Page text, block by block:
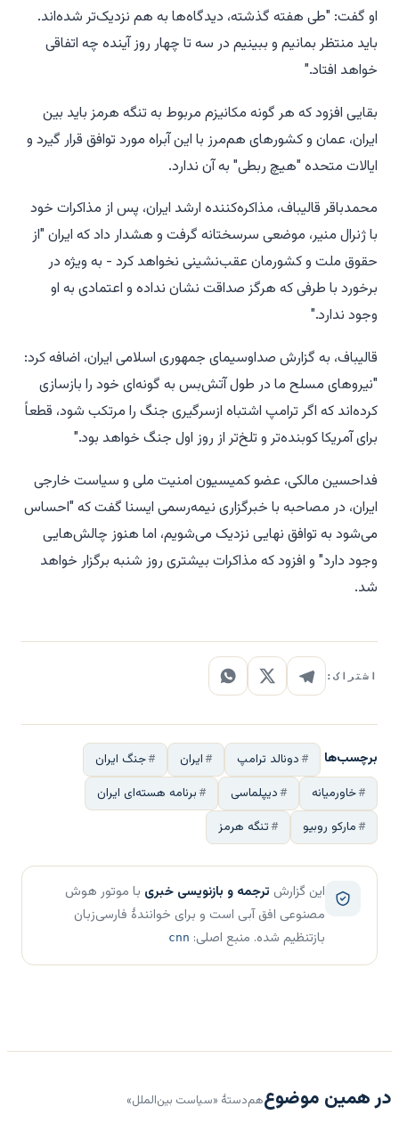
او گفت: "طی هفته گذشته، دیدگاه‌ها به هم نزدیک‌تر شده‌اند.
باید منتظر بمانیم و ببینیم در سه تا چهار روز آینده چه اتفاقی
خواهد افتاد."
بقایی افزود که هر گونه مکانیزم مربوط به تنگه هرمز باید بین
ایران، عمان و کشورهای هم‌مرز با این آبراه مورد توافق قرار گیرد و
ایالات متحده "هیچ ربطی" به آن ندارد.
محمدباقر قالیباف، مذاکره‌کننده ارشد ایران، پس از مذاکرات خود
با ژنرال منیر، موضعی سرسختانه گرفت و هشدار داد که ایران "از
حقوق ملت و کشورمان عقب‌نشینی نخواهد کرد - به ویژه در
برخورد با طرفی که هرگز صداقت نشان نداده و اعتمادی به او
وجود ندارد."
قالیباف، به گزارش صداوسیمای جمهوری اسلامی ایران، اضافه کرد:
"نیروهای مسلح ما در طول آتش‌بس به گونه‌ای خود را بازسازی
کرده‌اند که اگر ترامپ اشتباه ازسرگیری جنگ را مرتکب شود، قطعاً
برای آمریکا کوبنده‌تر و تلخ‌تر از روز اول جنگ خواهد بود."
فداحسین مالکی، عضو کمیسیون امنیت ملی و سیاست خارجی
ایران، در مصاحبه با خبرگزاری نیمه‌رسمی ایسنا گفت که "احساس
می‌شود به توافق نهایی نزدیک می‌شویم، اما هنوز چالش‌هایی
وجود دارد" و افزود که مذاکرات بیشتری روز شنبه برگزار خواهد
شد.
اشتراک:
برچسب‌ها دونالد ترامپ ایران
جنگ ایران
خاورمیانه
دیپلماسی
برنامه هسته‌ای ایران
مارکو روبیو
تنگه هرمز
این گزارش ترجمه و بازنویسی خبری با موتور هوش
مصنوعی افق آبی است و برای خوانندهٔ فارسی‌زبان
بازتنظیم شده. منبع اصلی: cnn
در همین موضوعهم‌دستهٔ «سیاست بین‌الملل»